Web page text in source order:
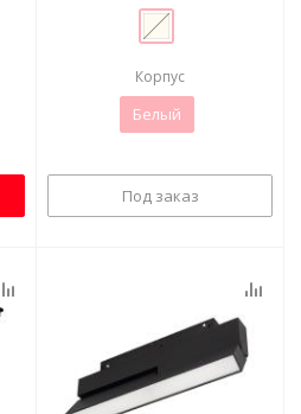
Корпус
Белый
Под заказ